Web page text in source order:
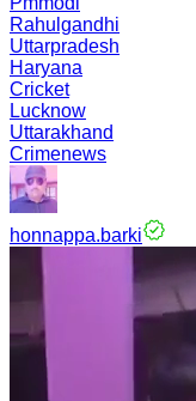
Rahulgandhi
Uttarpradesh
Haryana
Cricket
Lucknow
Uttarakhand
Crimenews
honnappa.barki